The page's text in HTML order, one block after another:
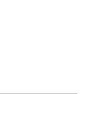
até
Ovo
de Ovo